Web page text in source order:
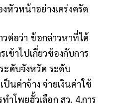
หัวหน้าอย่างเคร่งครัด
ต่อว่า ข้อกล่าวหาที่ได้
ข้าไปเกี่ยวข้องกับการ
ะดับจังหวัด ระดับ
ป็นค่าจ้าง จ่ายเงินค่าใช้
ำโพยฮั้วเลือก สว. 4.การ